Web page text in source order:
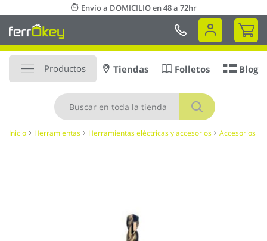
al
contenido
Envío a DOMICILIO en 48 a 72hr
Mi
Productos
Buscar
Tiendas Folletos Blog
Inicio Herramientas Herramientas eléctricas y accesorios Accesorios